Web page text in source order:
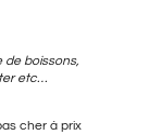
de boissons,
etc…
cher à prix